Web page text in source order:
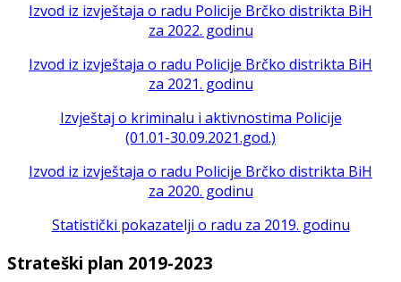
Izvod iz izvještaja o radu Policije Brčko distrikta BiH
za 2022. godinu
Izvod iz izvještaja o radu Policije Brčko distrikta BiH
za 2021. godinu
Izvještaj o kriminalu i aktivnostima Policije
(01.01-30.09.2021.god.)
Izvod iz izvještaja o radu Policije Brčko distrikta BiH
za 2020. godinu
Statistički pokazatelji o radu za 2019. godinu
Strateški plan 2019-2023